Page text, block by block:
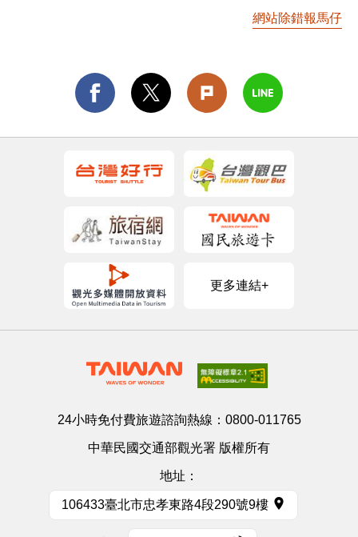
網站除錯報馬仔
更多連結+
24小時免付費旅遊諮詢熱線： 0800-011765
中華民國交通部觀光署 版權所有
地址：
106433臺北市忠孝東路4段290號9樓